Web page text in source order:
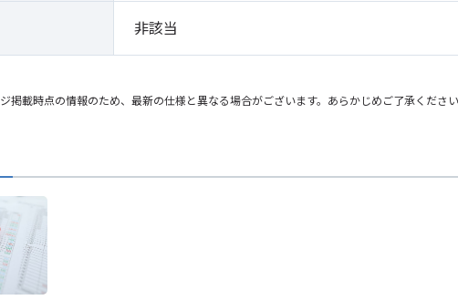
非該当
掲載時点の情報のため、最新の仕様と異なる場合がございます。あらかじめご了承くださ